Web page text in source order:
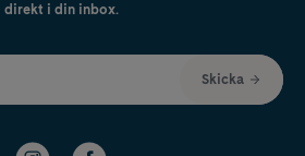
direkt i din inbox.
Skicka